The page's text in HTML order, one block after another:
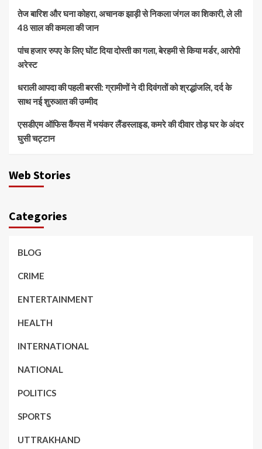
तेज बारिश और घना कोहरा, अचानक झाड़ी से निकला जंगल का शिकारी, ले ली
48 साल की कमला की जान
पांच हजार रुपए के लिए घोंट दिया दोस्ती का गला, बेरहमी से किया मर्डर, आरोपी
अरेस्ट
धराली आपदा की पहली बरसी: ग्रामीणों ने दी दिवंगतों को श्रद्धांजलि, दर्द के
साथ नई शुरुआत की उम्मीद
एसडीएम ऑफिस कैंपस में भयंकर लैंडस्लाइड, कमरे की दीवार तोड़ घर के अंदर
घुसी चट्टान
Web Stories
Categories
BLOG
CRIME
ENTERTAINMENT
HEALTH
INTERNATIONAL
NATIONAL
POLITICS
SPORTS
UTTRAKHAND